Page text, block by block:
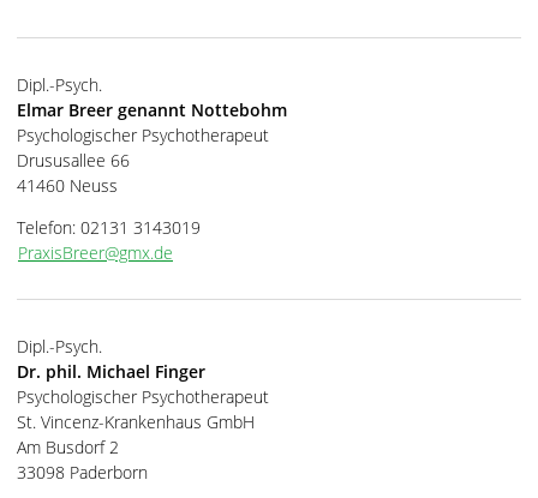
Dipl.-Psych.
Elmar Breer genannt Nottebohm
Psychologischer Psychotherapeut
Drususallee 66
41460 Neuss
Telefon: 02131 3143019
PraxisBreer@gmx.de
Dipl.-Psych.
Dr. phil. Michael Finger
Psychologischer Psychotherapeut
St. Vincenz-Krankenhaus GmbH
Am Busdorf 2
33098 Paderborn